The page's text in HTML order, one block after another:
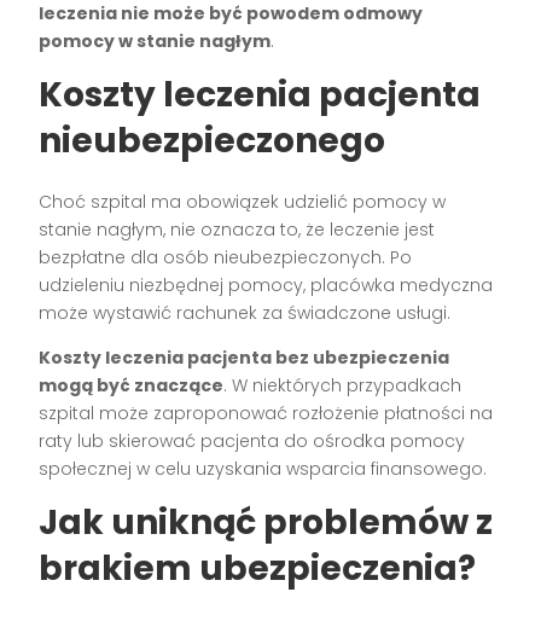
leczenia nie może być powodem odmowy
pomocy w stanie nagłym.
Koszty leczenia pacjenta
nieubezpieczonego
Choć szpital ma obowiązek udzielić pomocy w
stanie nagłym, nie oznacza to, że leczenie jest
bezpłatne dla osób nieubezpieczonych. Po
udzieleniu niezbędnej pomocy, placówka medyczna
może wystawić rachunek za świadczone usługi.
Koszty leczenia pacjenta bez ubezpieczenia
mogą być znaczące. W niektórych przypadkach
szpital może zaproponować rozłożenie płatności na
raty lub skierować pacjenta do ośrodka pomocy
społecznej w celu uzyskania wsparcia finansowego.
Jak uniknąć problemów z
brakiem ubezpieczenia?